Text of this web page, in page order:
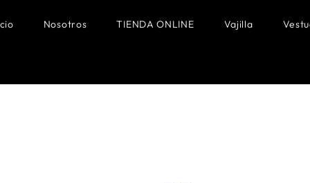
Nosotros TIENDA ONLINE Vajilla